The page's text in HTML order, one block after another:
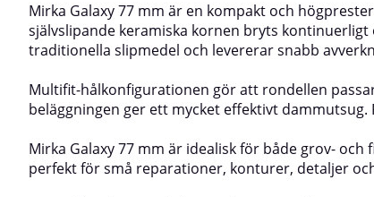
Mirka Galaxy 77 mm är en kompakt och
självslipande keramiska kornen bryts
traditionella slipmedel och levererar snabb
Multifit-hålkonfigurationen gör att rondellen
beläggningen ger ett mycket effektivt
Mirka Galaxy 77 mm är idealisk för både grov-
perfekt för små reparationer, konturer, detaljer